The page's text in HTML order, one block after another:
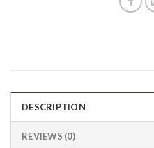
DESCRIPTION
REVIEWS (0)